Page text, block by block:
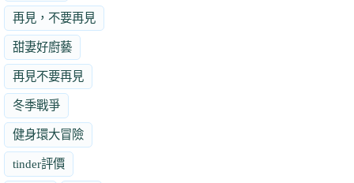
再見，不要再見
甜妻好廚藝
再見不要再見
冬季戰爭
健身環大冒險
tinder評價